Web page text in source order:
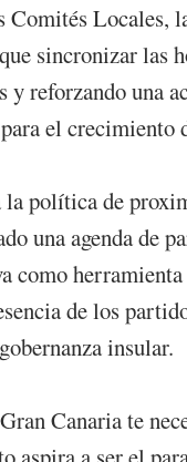
Locales,
sincronizar las
y reforzando
el crecimiento
política de
una agenda de
de los
insular.
Canaria te